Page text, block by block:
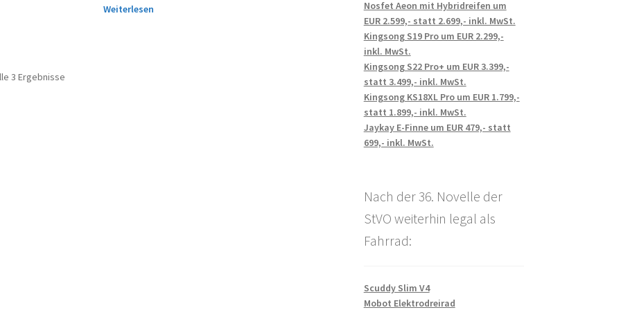
Weiterlesen
3 Ergebnisse
Nosfet Aeon mit Hybridreifen um
EUR 2.599,- statt 2.699,- inkl. MwSt.
Kingsong S19 Pro um EUR 2.299,-
inkl. MwSt.
Kingsong S22 Pro+ um EUR 3.399,-
statt 3.499,- inkl. MwSt.
Kingsong KS18XL Pro um EUR 1.799,-
statt 1.899,- inkl. MwSt.
Jaykay E-Finne um EUR 479,- statt
699,- inkl. MwSt.
Nach der 36. Novelle der
StVO weiterhin legal als
Fahrrad:
Scuddy Slim V4
Mobot Elektrodreirad